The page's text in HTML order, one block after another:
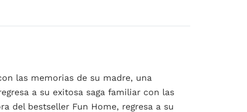
las memorias de su madre, una
a su exitosa saga familiar con las
del bestseller Fun Home, regresa a su